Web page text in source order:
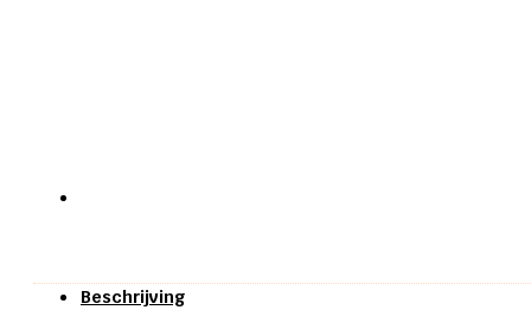
Beschrijving